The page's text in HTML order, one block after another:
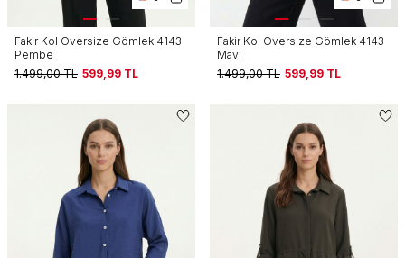
Fakir Kol Oversize Gömlek 4143
Pembe
1.499,00TL 599,99 TL
Fakir Kol Oversize Gömlek 4143
Mavi
1.499,00TL 599,99 TL